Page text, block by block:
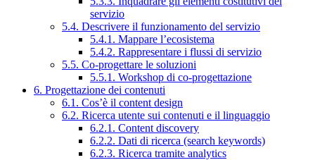
servizio
5.4. Descrivere il funzionamento del servizio
5.4.1. Mappare l’ecosistema
5.4.2. Rappresentare i flussi di servizio
5.5. Co-progettare le soluzioni
5.5.1. Workshop di co-progettazione
6. Progettazione dei contenuti
6.1. Cos’è il content design
6.2. Ricerca utente sui contenuti e il linguaggio
6.2.1. Content discovery
6.2.2. Dati di ricerca (search keywords)
6.2.3. Ricerca tramite analytics